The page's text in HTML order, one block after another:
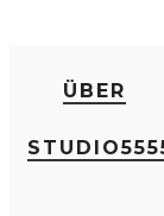
ÜBER